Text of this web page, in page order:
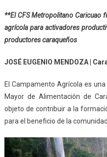
**El CFS Metropolitano Caricuao
agrícola para activadores
productores caraqueños
JOSÉ EUGENIO MENDOZA |
El Campamento Agrícola es
Mayor de Alimentación de
objeto de contribuir a la
para el beneficio de la comunidad.